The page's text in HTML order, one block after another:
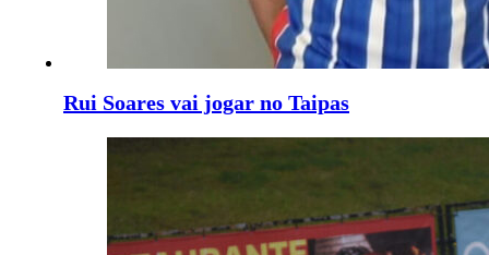
Rui Soares vai jogar no Taipas